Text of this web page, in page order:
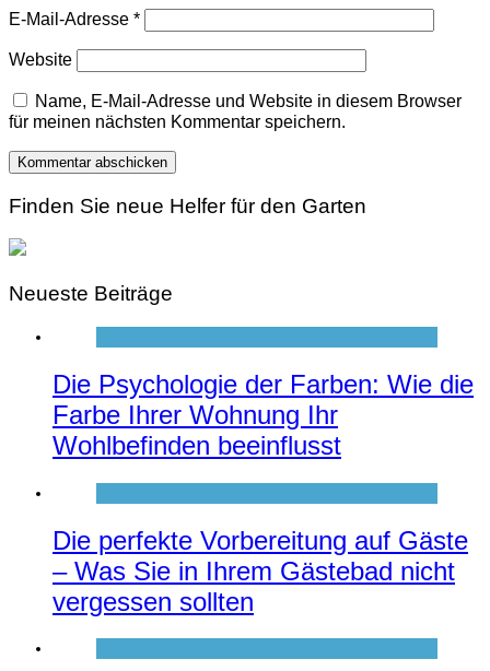
E-Mail-Adresse *
Website
Name, E-Mail-Adresse und Website in diesem Browser
für meinen nächsten Kommentar speichern.
Finden Sie neue Helfer für den Garten
Neueste Beiträge
Die Psychologie der Farben: Wie die
Farbe Ihrer Wohnung Ihr
Wohlbefinden beeinflusst
Die perfekte Vorbereitung auf Gäste
– Was Sie in Ihrem Gästebad nicht
vergessen sollten